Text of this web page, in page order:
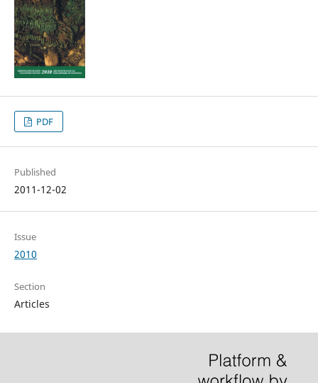
PDF
Published
2011-12-02
Issue
2010
Section
Articles